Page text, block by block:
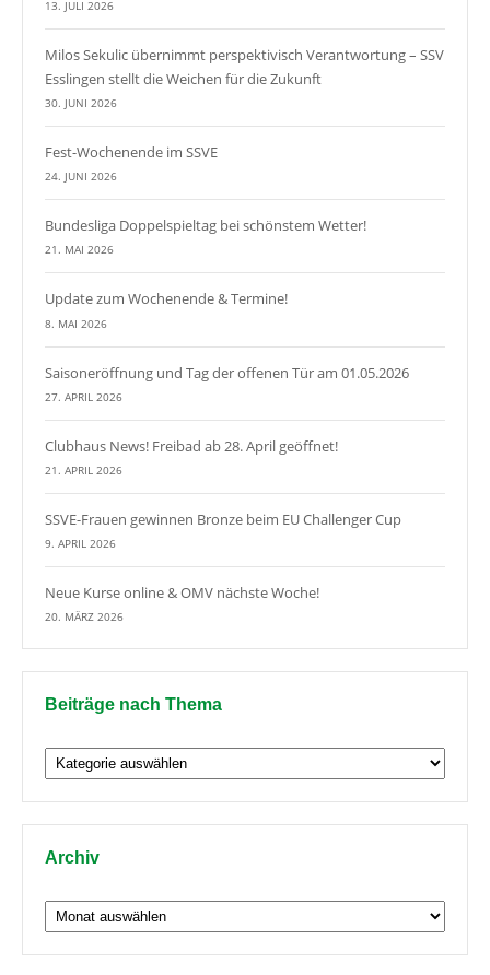
13. JULI 2026
Milos Sekulic übernimmt perspektivisch Verantwortung – SSV
Esslingen stellt die Weichen für die Zukunft
30. JUNI 2026
Fest-Wochenende im SSVE
24. JUNI 2026
Bundesliga Doppelspieltag bei schönstem Wetter!
21. MAI 2026
Update zum Wochenende & Termine!
8. MAI 2026
Saisoneröffnung und Tag der offenen Tür am 01.05.2026
27. APRIL 2026
Clubhaus News! Freibad ab 28. April geöffnet!
21. APRIL 2026
SSVE-Frauen gewinnen Bronze beim EU Challenger Cup
9. APRIL 2026
Neue Kurse online & OMV nächste Woche!
20. MÄRZ 2026
Beiträge nach Thema
Beiträge
nach
Thema
Archiv
Archiv